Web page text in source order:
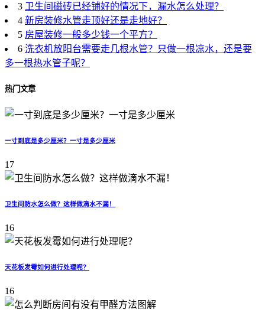
3
卫生间磁砖已经铺好的情况下，漏水怎么处理？
4 新房装修水管走顶好还是走地好？
5 房屋装修一般多少钱一个平方？
6 洗衣机放阳台需要走几根水管？只做一根凉水，还是要
多一根热水管子呢？
热门文章
一寸到底是多少厘米？一寸是多少厘米
17
卫生间防水怎么做？这样做滴水不漏！
16
天花板发霉如何进行处理呢？
16